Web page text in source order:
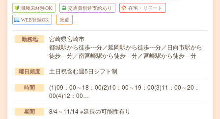
職種未経験OK 交通費別途支給あり 在宅・リモート
WEB登録OK 派遣
勤務地
宮崎県宮崎市
都城駅から徒歩---分／延岡駅から徒歩---分／日向市駅から
徒歩---分／南宮崎駅から徒歩---分／宮崎駅から徒歩---分
曜日頻度 土日祝含む週5日シフト制
時間
(1)09：00～18：00(2)10：00～19：00(3)11：00～20：
00(4)12：00…
期間 8/4～11/14 ※延長の可能性有り